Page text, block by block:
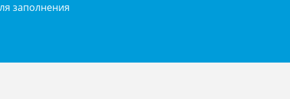
заполнения